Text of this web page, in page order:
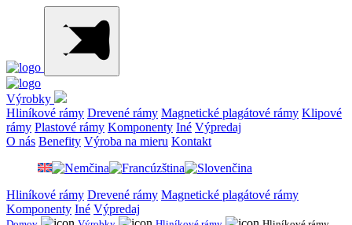
Výrobky
Hliníkové rámy Drevené rámy Magnetické plagátové rámy Klipové
rámy Plastové rámy Komponenty Iné Výpredaj
O nás Benefity Výroba na mieru Kontakt
Hliníkové rámy Drevené rámy Magnetické plagátové rámy
Komponenty Iné Výpredaj